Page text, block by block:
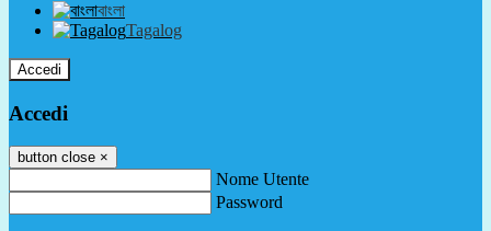
বাংলা
Tagalog
Accedi
Accedi
button close ×
Nome Utente
Password